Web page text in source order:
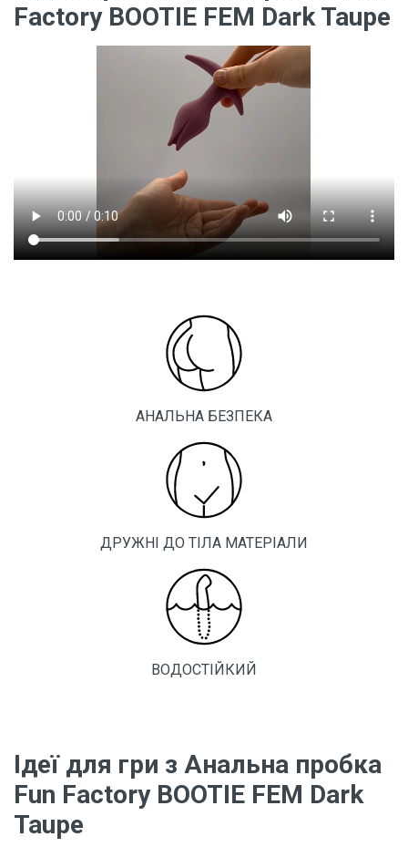
Factory BOOTIE FEM Dark Taupe
АНАЛЬНА БЕЗПЕКА
ДРУЖНІ ДО ТІЛА МАТЕРІАЛИ
ВОДОСТІЙКИЙ
Ідеї ​​для гри з Анальна пробка
Fun Factory BOOTIE FEM Dark
Taupe